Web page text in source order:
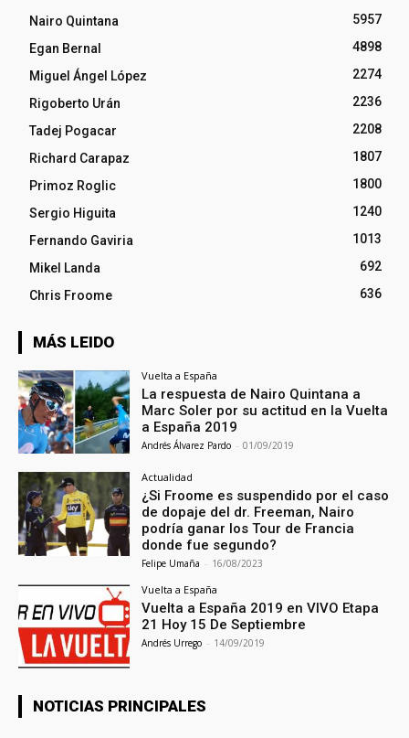
Nairo Quintana
5957
Egan Bernal
4898
Miguel Ángel López
2274
Rigoberto Urán
2236
Tadej Pogacar
2208
Richard Carapaz
1807
Primoz Roglic
1800
Sergio Higuita
1240
Fernando Gaviria
1013
Mikel Landa
692
Chris Froome
636
MÁS LEIDO
Vuelta a España
La respuesta de Nairo Quintana a
Marc Soler por su actitud en la Vuelta
a España 2019
Andrés Álvarez Pardo - 01/09/2019
Actualidad
¿Si Froome es suspendido por el caso
de dopaje del dr. Freeman, Nairo
podría ganar los Tour de Francia
donde fue segundo?
Felipe Umaña - 16/08/2023
Vuelta a España
Vuelta a España 2019 en VIVO Etapa
21 Hoy 15 De Septiembre
Andrés Urrego - 14/09/2019
NOTICIAS PRINCIPALES